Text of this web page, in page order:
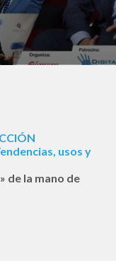
usos y
de la mano de